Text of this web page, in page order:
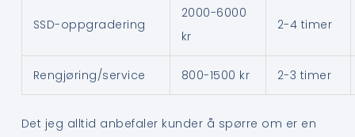
SSD-oppgradering
2000-6000
kr
2-4 timer
Rengjøring/service 800-1500 kr 2-3 timer
Det jeg alltid anbefaler kunder å spørre om er en